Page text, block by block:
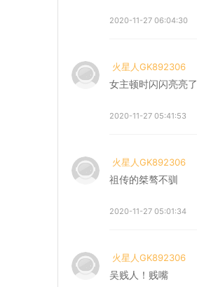
2020-11-27 06:04:30
火星人GK892306
女主顿时闪闪亮亮了
2020-11-27 05:41:53
火星人GK892306
祖传的桀骜不驯
2020-11-27 05:01:34
火星人GK892306
吴贱人！贱嘴